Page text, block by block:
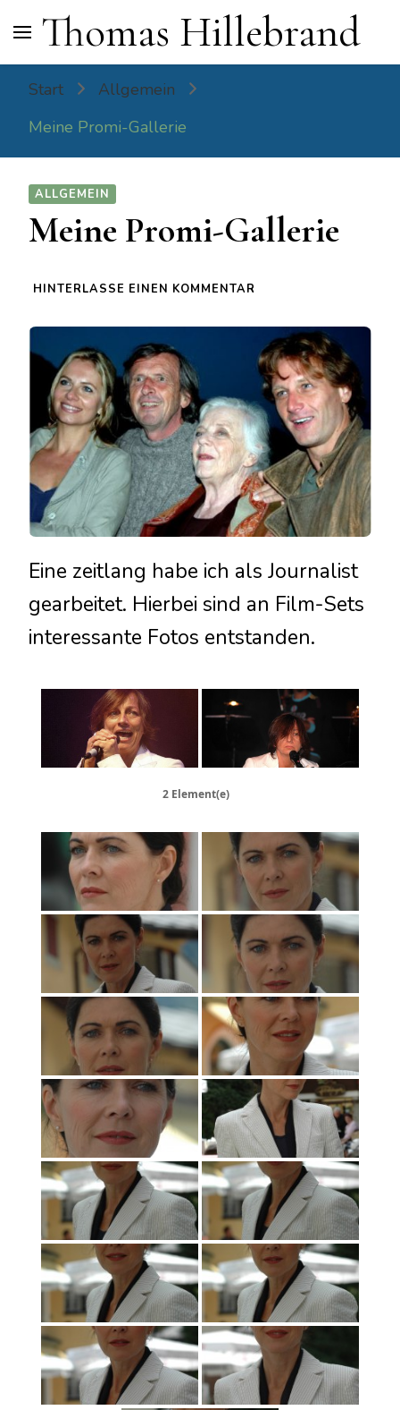
Thomas Hillebrand
Start
Allgemein
Meine Promi-Gallerie
ALLGEMEIN
Meine Promi-Gallerie
HINTERLASSE EINEN KOMMENTAR
PROMI-
GALLERIE
Eine zeitlang habe ich als Journalist
gearbeitet. Hierbei sind an Film-Sets
interessante Fotos entstanden.
2 Element(e)